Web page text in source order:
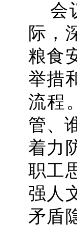
会
际，
粮食
举措
流程
管、
着力
职工
强人
矛盾